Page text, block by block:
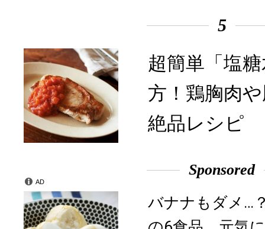
5
超簡単「塩
方！鶏胸肉
絶品レシピ
Sponsored
バナナもダメ…
AD